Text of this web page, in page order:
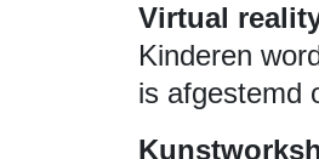
Virtual
Kinderen
is afgestemd